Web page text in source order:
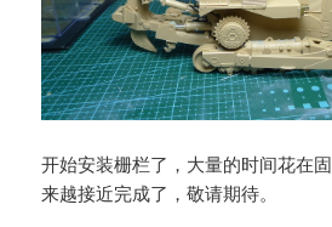
开始安装栅栏了，大量的时间花在
来越接近完成了，敬请期待。